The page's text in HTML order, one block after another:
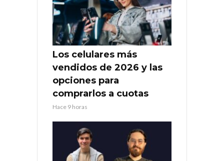
Los celulares más
vendidos de 2026 y las
opciones para
comprarlos a cuotas
Hace 9 horas